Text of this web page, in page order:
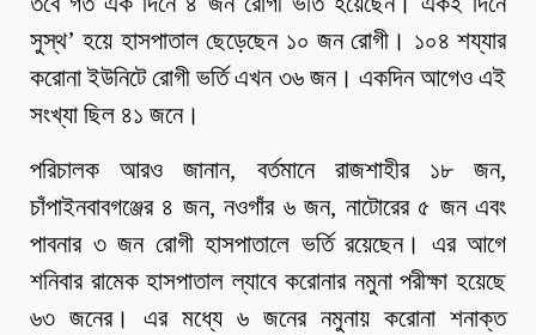
সুস্থ’ হয়ে হাসপাতাল ছেড়েছেন ১০ জন রোগী। ১০৪ শয্যার
করোনা ইউনিটে রোগী ভর্তি এখন ৩৬ জন। একদিন আগেও এই
সংখ্যা ছিল ৪১ জনে।
পরিচালক আরও জানান, বর্তমানে রাজশাহীর ১৮ জন,
চাঁপাইনবাবগঞ্জের ৪ জন, নওগাঁর ৬ জন, নাটোরের ৫ জন এবং
পাবনার ৩ জন রোগী হাসপাতালে ভর্তি রয়েছেন। এর আগে
শনিবার রামেক হাসপাতাল ল্যাবে করোনার নমুনা পরীক্ষা হয়েছে
৬৩ জনের। এর মধ্যে ৬ জনের নমুনায় করোনা শনাক্ত